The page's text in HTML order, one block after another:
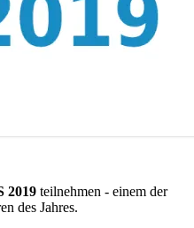
2019 teilnehmen - einem der
des Jahres.